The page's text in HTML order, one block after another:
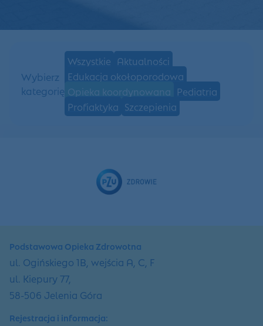
Wybierz
kategorię
Wszystkie Aktualności
Edukacja okołoporodowa
Opieka koordynowana Pediatria
Profiaktyka Szczepienia
Podstawowa Opieka Zdrowotna
ul. Ogińskiego 1B, wejścia A, C, F
ul. Kiepury 77,
58-506 Jelenia Góra
Rejestracja i informacja: